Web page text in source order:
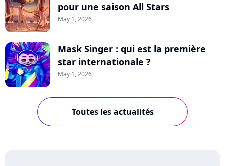
pour une saison All Stars
May 1, 2026
Mask Singer : qui est la première
star internationale ?
May 1, 2026
Toutes les actualités